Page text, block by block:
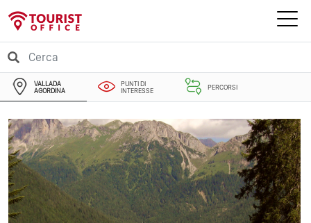
VALLADA
AGORDINA
PUNTI DI
INTERESSE
PERCORSI